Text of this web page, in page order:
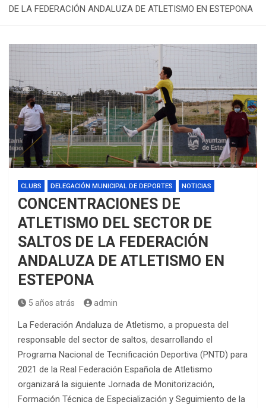
DE LA FEDERACIÓN ANDALUZA DE ATLETISMO EN ESTEPONA
CLUBS DELEGACIÓN MUNICIPAL DE DEPORTES NOTICIAS
CONCENTRACIONES DE
ATLETISMO DEL SECTOR DE
SALTOS DE LA FEDERACIÓN
ANDALUZA DE ATLETISMO EN
ESTEPONA
5 años atrás admin
La Federación Andaluza de Atletismo, a propuesta del
responsable del sector de saltos, desarrollando el
Programa Nacional de Tecnificación Deportiva (PNTD) para
2021 de la Real Federación Española de Atletismo
organizará la siguiente Jornada de Monitorización,
Formación Técnica de Especialización y Seguimiento de la